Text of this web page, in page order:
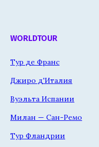
WORLDTOUR
Тур де Франс
Джиро д'Италия
Вуэльта Испании
Милан — Сан-Ремо
Тур Фландрии